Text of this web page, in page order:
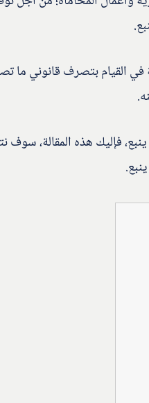
القيام بتصرف قانوني ما
فإليك هذه المقالة، سوف